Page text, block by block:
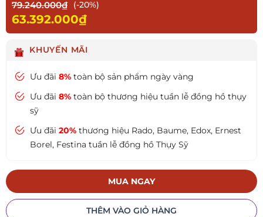
79.240.000₫ (-20%)
63.392.000₫
KHUYẾN MÃI
Ưu đãi 8% toàn bộ sản phẩm ngày vàng
Ưu đãi 8% toàn bộ thương hiệu tuần lễ đồng hồ thụy
sỹ
Ưu đãi 20% thương hiệu Rado, Baume, Edox, Ernest
Borel, Festina tuần lễ đồng hồ Thụy Sỹ
MUA NGAY
THÊM VÀO GIỎ HÀNG